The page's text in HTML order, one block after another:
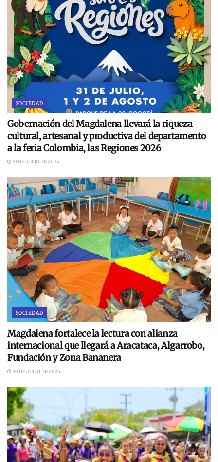
SOCIEDAD
Gobernación del Magdalena llevará la riqueza
cultural, artesanal y productiva del departamento
a la feria Colombia, las Regiones 2026
31 DE JULIO DE 2026
SOCIEDAD
Magdalena fortalece la lectura con alianza
internacional que llegará a Aracataca, Algarrobo,
Fundación y Zona Bananera
30 DE JULIO DE 2026